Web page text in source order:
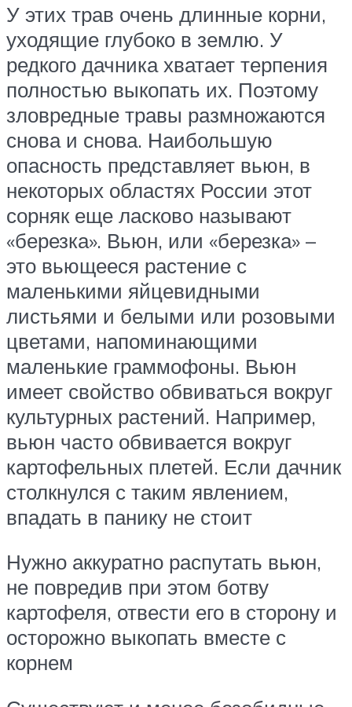
У этих трав очень длинные корни,
уходящие глубоко в землю. У
редкого дачника хватает терпения
полностью выкопать их. Поэтому
зловредные травы размножаются
снова и снова. Наибольшую
опасность представляет вьюн, в
некоторых областях России этот
сорняк еще ласково называют
«березка». Вьюн, или «березка» –
это вьющееся растение с
маленькими яйцевидными
листьями и белыми или розовыми
цветами, напоминающими
маленькие граммофоны. Вьюн
имеет свойство обвиваться вокруг
культурных растений. Например,
вьюн часто обвивается вокруг
картофельных плетей. Если дачник
столкнулся с таким явлением,
впадать в панику не стоит
Нужно аккуратно распутать вьюн,
не повредив при этом ботву
картофеля, отвести его в сторону и
осторожно выкопать вместе с
корнем